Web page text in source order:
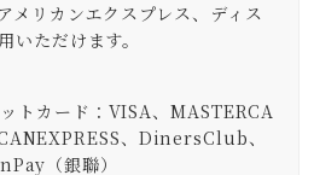
メリカンエクスプレス、ディス
いただけます。